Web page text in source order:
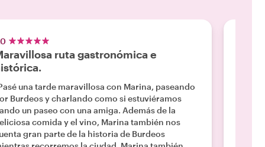
ruta gastronómica e
una tarde maravillosa con Marina, paseando
Burdeos y charlando como si estuviéramos
un paseo con una amiga. Además de la
comida y el vino, Marina también nos
gran parte de la historia de Burdeos